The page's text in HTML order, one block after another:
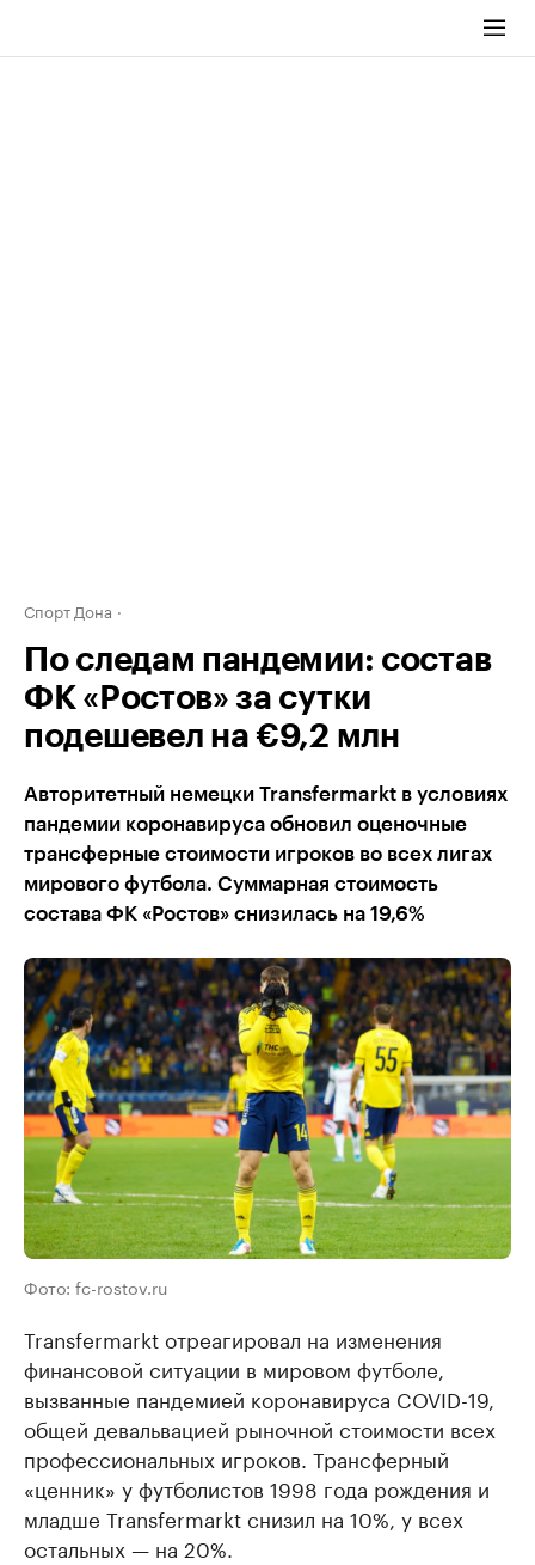
Спорт Дона
По следам пандемии: состав
ФК «Ростов» за сутки
подешевел на €9,2 млн
Авторитетный немецки Transfermarkt в условиях
пандемии коронавируса обновил оценочные
трансферные стоимости игроков во всех лигах
мирового футбола. Суммарная стоимость
состава ФК «Ростов» снизилась на 19,6%
Фото: fc-rostov.ru
Transfermarkt отреагировал на изменения
финансовой ситуации в мировом футболе,
вызванные пандемией коронавируса COVID-19,
общей девальвацией рыночной стоимости всех
профессиональных игроков. Трансферный
«ценник» у футболистов 1998 года рождения и
младше Transfermarkt снизил на 10%, у всех
остальных — на 20%.